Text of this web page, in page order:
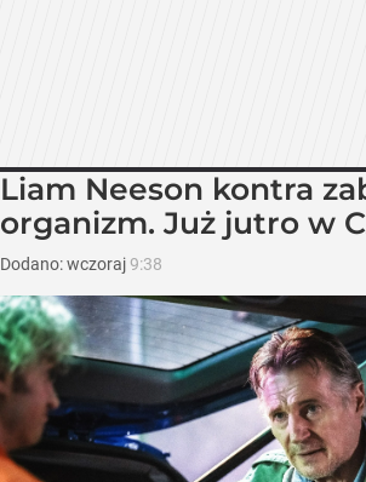
Liam Neeson kontra
organizm. Już jutro w
Dodano:wczoraj 9:38